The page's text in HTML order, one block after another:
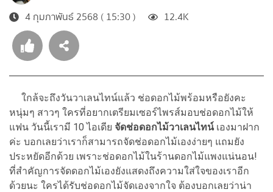
4 กุมภาพันธ์ 2568 ( 15:30 )
12.4K
ใกล้จะถึงวันวาเลนไทน์แล้ว ช่อดอกไม้พร้อมหรือยังคะ
หนุ่มๆ สาวๆ ใครที่อยากเตรียมเซอร์ไพรส์มอบช่อดอกไม้ให้
แฟน วันนี้เรามี 10 ไอเดีย จัดช่อดอกไม้วาเลนไทน์ เองมาฝาก
ค่ะ บอกเลยว่าเราก็สามารถจัดช่อดอกไม้เองง่ายๆ แถมยัง
ประหยัดอีกด้วย เพราะช่อดอกไม้ในร้านดอกไม้แพงแน่นอน!
ที่สำคัญการจัดดอกไม้เองยังแสดงถึงความใส่ใจของเราอีก
ด้วยนะ ใครได้รับช่อดอกไม้จัดเองจากใจ ต้องบอกเลยว่าน่า